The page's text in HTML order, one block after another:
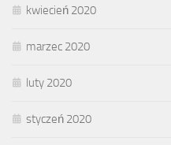
kwiecień 2020
marzec 2020
luty 2020
styczeń 2020